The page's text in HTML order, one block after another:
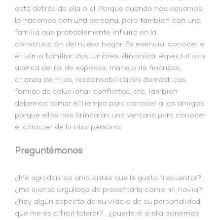
está detrás de ella o él. Porque cuando nos casamos,
lo hacemos con una persona, pero también con una
familia que probablemente influirá en la
construcción del nuevo hogar. Es esencial conocer el
entorno familiar: costumbres, dinámica, expectativas
acerca del rol de esposos, manejo de finanzas,
crianza de hijos, responsabilidades domésticas,
formas de solucionar conflictos, etc. También
debemos tomar el tiempo para conocer a los amigos,
porque ellos nos brindarán una ventana para conocer
el carácter de la otra persona.
Preguntémonos
¿Me agradan los ambientes que le gusta frecuentar?,
¿me siento orgulloso de presentarla como mi novia?,
¿hay algún aspecto de su vida o de su personalidad
que me es difícil tolerar? , ¿puede él o ella ponernos